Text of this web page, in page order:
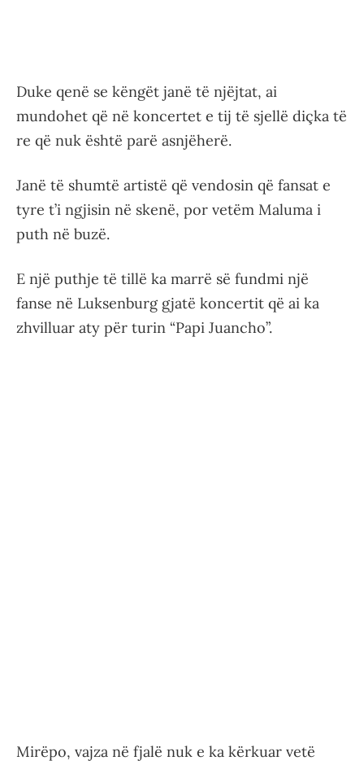
Duke qenë se këngët janë të njëjtat, ai
mundohet që në koncertet e tij të sjellë diçka të
re që nuk është parë asnjëherë.
Janë të shumtë artistë që vendosin që fansat e
tyre t’i ngjisin në skenë, por vetëm Maluma i
puth në buzë.
E një puthje të tillë ka marrë së fundmi një
fanse në Luksenburg gjatë koncertit që ai ka
zhvilluar aty për turin “Papi Juancho”.
Mirëpo, vajza në fjalë nuk e ka kërkuar vetë